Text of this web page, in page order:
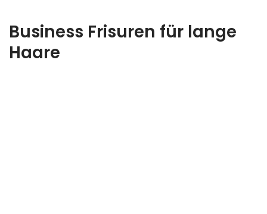
Business Frisuren für lange
Haare